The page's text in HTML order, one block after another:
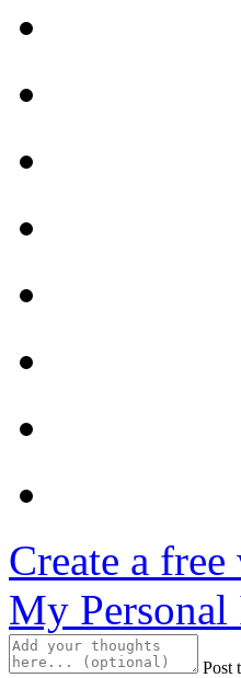
Create a
My
Post